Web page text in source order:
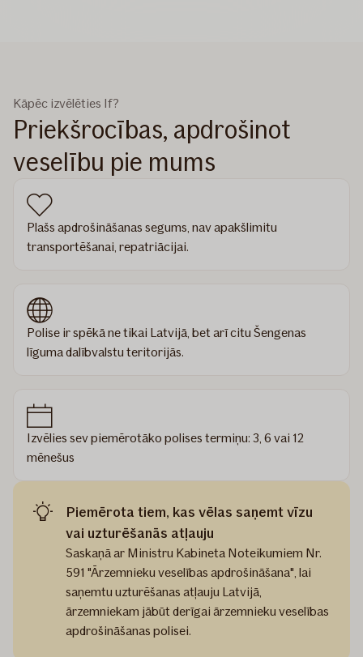
Kāpēc izvēlēties If?
Priekšrocības, apdrošinot
veselību pie mums
Plašs apdrošināšanas segums, nav apakšlimitu
transportēšanai, repatriācijai.
​Polise ir spēkā ne tikai Latvijā, bet arī citu Šengenas
līguma dalībvalstu teritorijās.
Izvēlies sev piemērotāko polises termiņu: 3, 6 vai 12
mēnešus
Piemērota tiem, kas vēlas saņemt vīzu
vai uzturēšanās atļauju
Saskaņā ar Ministru Kabineta Noteikumiem Nr.
591 "Ārzemnieku veselības apdrošināšana", lai
saņemtu uzturēšanas atļauju Latvijā,
ārzemniekam jābūt derīgai ārzemnieku veselības
apdrošināšanas polisei.